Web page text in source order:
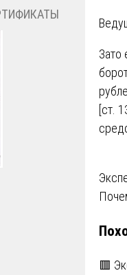
Зато
[ст.
🟥